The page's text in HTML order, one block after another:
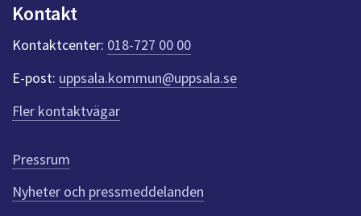
k
t
e
r
f
ö
r
e
n
n
a
Kontakt
Kontaktcenter: 018-727 00 00
E-post: uppsala.kommun@uppsala.se
Fler kontaktvägar
Pressrum
Nyheter och pressmeddelanden